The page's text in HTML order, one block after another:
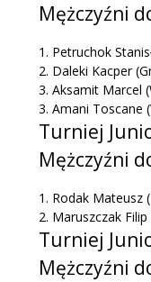
Mężczyźni
1. Petruchok
2. Daleki Kacper
3. Aksamit Marcel
3. Amani Toscane
Turniej
Mężczyźni
1. Rodak Mateusz
2. Maruszczak Filip
Turniej
Mężczyźni